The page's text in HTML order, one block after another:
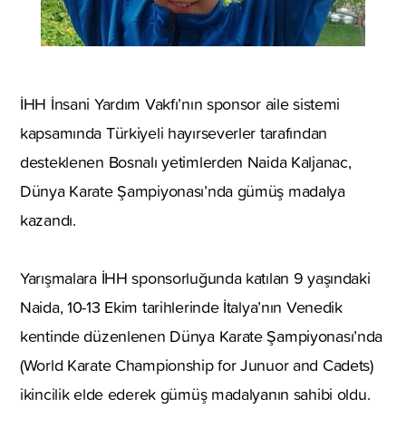
İHH İnsani Yardım Vakfı’nın sponsor aile sistemi
kapsamında Türkiyeli hayırseverler tarafından
desteklenen Bosnalı yetimlerden Naida Kaljanac,
Dünya Karate Şampiyonası’nda gümüş madalya
kazandı.
Yarışmalara İHH sponsorluğunda katılan 9 yaşındaki
Naida, 10-13 Ekim tarihlerinde İtalya’nın Venedik
kentinde düzenlenen Dünya Karate Şampiyonası’nda
(World Karate Championship for Junuor and Cadets)
ikincilik elde ederek gümüş madalyanın sahibi oldu.